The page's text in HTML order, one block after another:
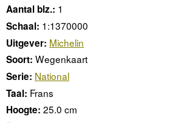
Aantal blz.: 1
Schaal: 1:1370000
Uitgever: Michelin
Soort: Wegenkaart
Serie: National
Taal: Frans
Hoogte: 25.0 cm